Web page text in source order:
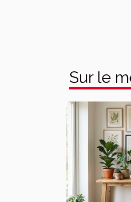
Sur le